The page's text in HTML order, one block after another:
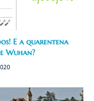
E a quarentena
Wuhan?